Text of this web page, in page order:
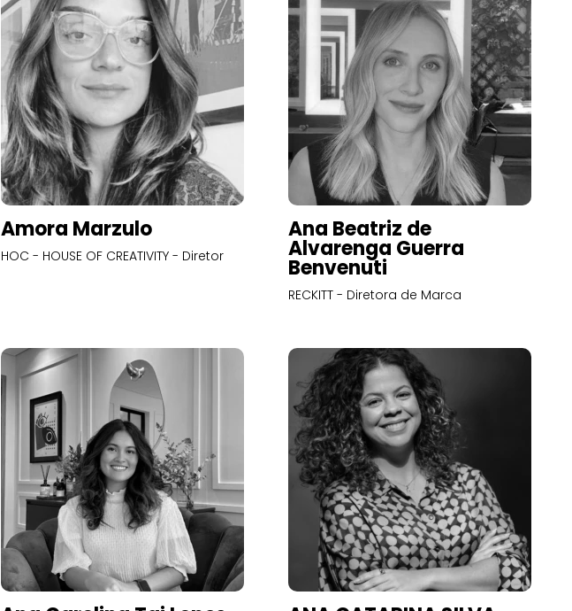
Amora Marzulo
HOC - HOUSE OF CREATIVITY - Diretor
Ana Beatriz de
Alvarenga Guerra
Benvenuti
RECKITT - Diretora de Marca